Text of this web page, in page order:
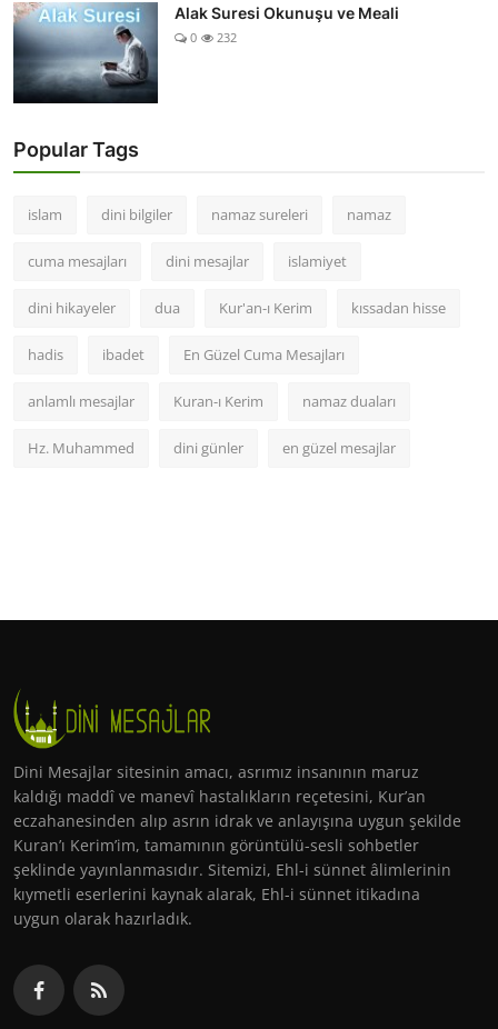
Alak Suresi Okunuşu ve Meali
0 232
Popular Tags
islam dini bilgiler namaz sureleri namaz
cuma mesajları dini mesajlar islamiyet
dini hikayeler dua Kur'an-ı Kerim kıssadan hisse
hadis ibadet En Güzel Cuma Mesajları
anlamlı mesajlar Kuran-ı Kerim namaz duaları
Hz. Muhammed dini günler en güzel mesajlar
Dini Mesajlar sitesinin amacı, asrımız insanının maruz
kaldığı maddî ve manevî hastalıkların reçetesini, Kur’an
eczahanesinden alıp asrın idrak ve anlayışına uygun şekilde
Kuran’ı Kerim’im, tamamının görüntülü-sesli sohbetler
şeklinde yayınlanmasıdır. Sitemizi, Ehl-i sünnet âlimlerinin
kıymetli eserlerini kaynak alarak, Ehl-i sünnet itikadına
uygun olarak hazırladık.